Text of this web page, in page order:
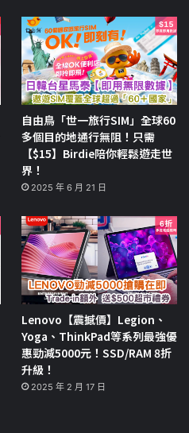
自由鳥「世一旅行SIM」全球60
多個目的地通行無阻！只需
【$15】Birdie陪你輕鬆遊走世
界！
2025 年 6 月 21 日
Lenovo【震撼價】Legion、
Yoga、ThinkPad等系列最強優
惠勁減5000元！SSD/RAM 8折
升級！
2025 年 2 月 17 日